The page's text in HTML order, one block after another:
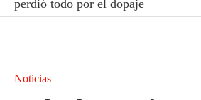
perdió todo por el dopaje